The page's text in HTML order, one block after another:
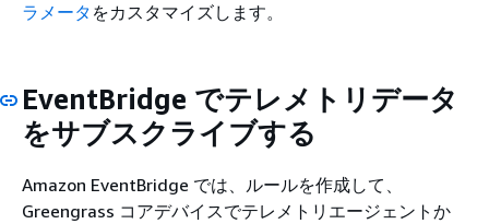
ラメータ をカスタマイズします。
EventBridge でテレメトリデータ
をサブスクライブする
Amazon EventBridge では、ルールを作成して、
Greengrass コアデバイスでテレメトリエージェントか